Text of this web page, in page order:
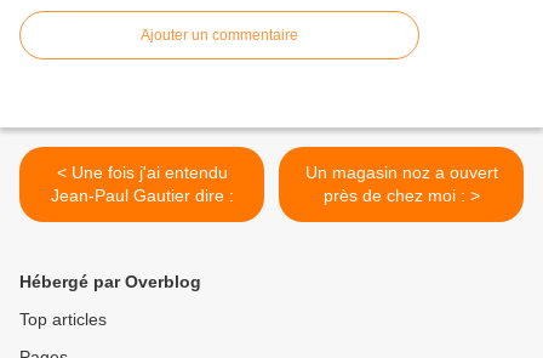
Ajouter un commentaire
< Une fois j'ai entendu
Jean-Paul Gautier dire :
Un magasin noz a ouvert
près de chez moi : >
Hébergé par Overblog
Top articles